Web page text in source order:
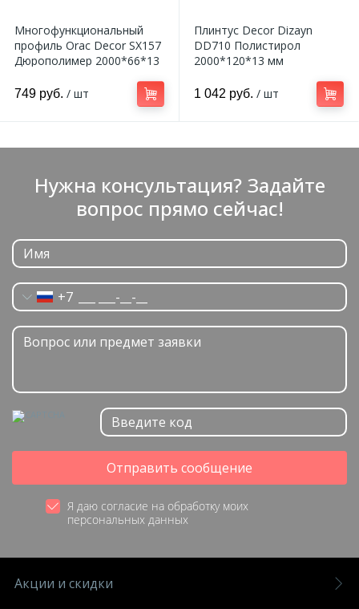
Многофункциональный
профиль Orac Decor SX157
Дюрополимер 2000*66*13
749 руб. / шт
Плинтус Decor Dizayn
DD710 Полистирол
2000*120*13 мм
1 042 руб. / шт
Нужна консультация? Задайте
вопрос прямо сейчас!
+7
Отправить сообщение
Я даю согласие на обработку моих
персональных данных
Акции и скидки